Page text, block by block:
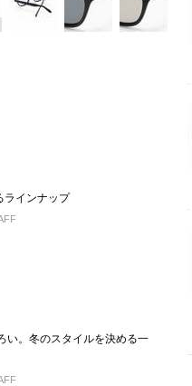
ラインナップ
い。冬のスタイルを決める一